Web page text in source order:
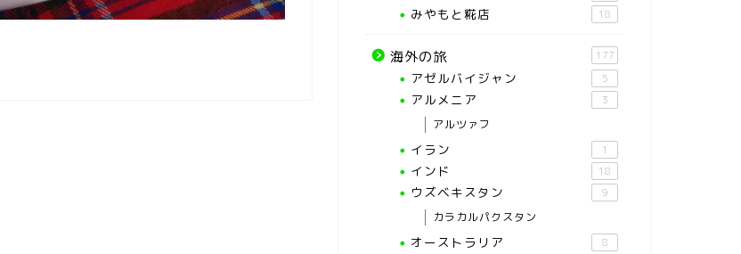
みやもと糀店 18
海外の旅 177
アゼルバイジャン 5
アルメニア 3
アルツァフ
イラン 1
インド 18
ウズベキスタン 9
カラカルパクスタン
オーストラリア 8